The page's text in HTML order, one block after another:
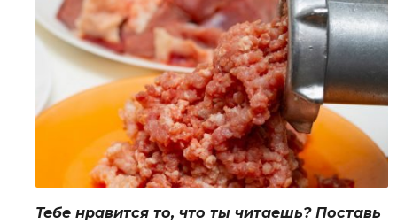
Тебе нравится то, что ты читаешь? Поставь